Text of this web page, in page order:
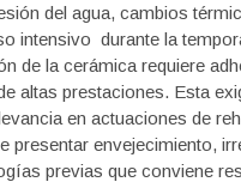
del agua, cambios
intensivo durante la
de la cerámica requiere
altas prestaciones. Esta
en actuaciones de
presentar envejecimiento,
previas que conviene